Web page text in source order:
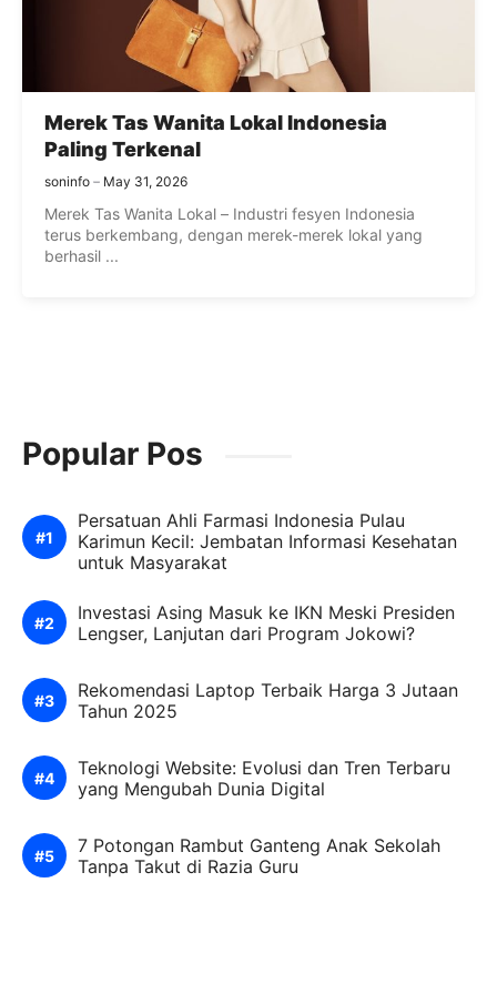
Merek Tas Wanita Lokal Indonesia
Paling Terkenal
soninfo May 31, 2026
Merek Tas Wanita Lokal – Industri fesyen Indonesia
terus berkembang, dengan merek-merek lokal yang
berhasil ...
Popular Pos
Persatuan Ahli Farmasi Indonesia Pulau
Karimun Kecil: Jembatan Informasi Kesehatan
untuk Masyarakat
Investasi Asing Masuk ke IKN Meski Presiden
Lengser, Lanjutan dari Program Jokowi?
Rekomendasi Laptop Terbaik Harga 3 Jutaan
Tahun 2025
Teknologi Website: Evolusi dan Tren Terbaru
yang Mengubah Dunia Digital
7 Potongan Rambut Ganteng Anak Sekolah
Tanpa Takut di Razia Guru